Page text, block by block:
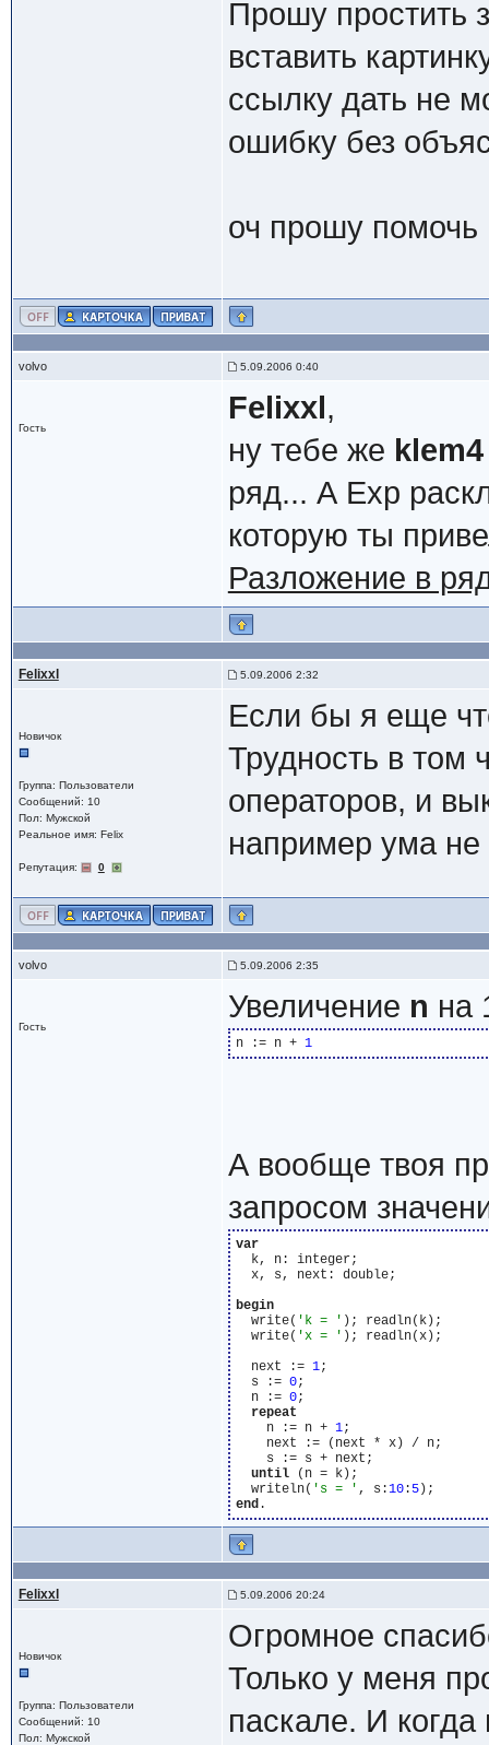
Прошу простить
вставить
ссылку дать не
ошибку без
оч прошу
volvo 5.09.2006 0:40
Гость
Felixxl,
ну тебе же klem4
ряд... А Exp
которую ты
Разложение в
Felixxl 5.09.2006 2:32
Новичок
Группа: Пользователи
Сообщений: 10
Пол: Мужской
Реальное имя: Felix
Репутация: 0
Если бы я еще
Трудность в том
операторов, и
например ума не
volvo 5.09.2006 2:35
Гость
Увеличение n на
n := n + 1
А вообще твоя
запросом
var
  k, n: integer;
  x, s, next: double;
begin
  write(
'k = ' ); readln(k);
  write(
'x = ' ); readln(x);
  next :=
1;
  s :=
0;
  n :=
0;
repeat
    n := n +
1;
    next := (next * x) / n;
    s := s + next;
until (n = k);
  writeln(
's = ' , s:10: 5
end
Felixxl 5.09.2006 20:24
Новичок
Группа: Пользователи
Сообщений: 10
Пол: Мужской
Огромное
Только у меня
паскале. И